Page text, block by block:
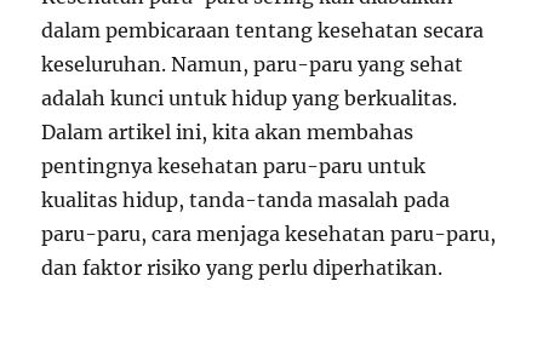
dalam pembicaraan tentang kesehatan secara
keseluruhan. Namun, paru-paru yang sehat
adalah kunci untuk hidup yang berkualitas.
Dalam artikel ini, kita akan membahas
pentingnya kesehatan paru-paru untuk
kualitas hidup, tanda-tanda masalah pada
paru-paru, cara menjaga kesehatan paru-paru,
dan faktor risiko yang perlu diperhatikan.